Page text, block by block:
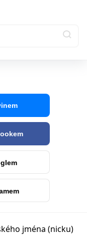
jména (nicku)